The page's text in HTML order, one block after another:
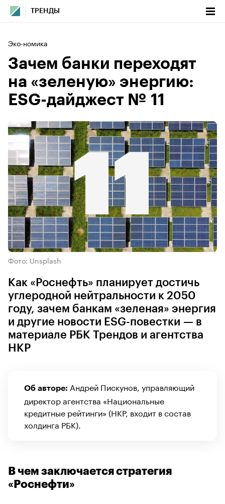
ТРЕНДЫ
Эко-номика
Зачем банки переходят
на «зеленую» энергию:
ESG-дайджест № 11
Фото: Unsplash
Как «Роснефть» планирует достичь
углеродной нейтральности к 2050
году, зачем банкам «зеленая» энергия
и другие новости ESG-повестки — в
материале РБК Трендов и агентства
НКР
Об авторе: Андрей Пискунов, управляющий
директор агентства «Национальные
кредитные рейтинги» (НКР, входит в состав
холдинга РБК).
В чем заключается стратегия
«Роснефти»